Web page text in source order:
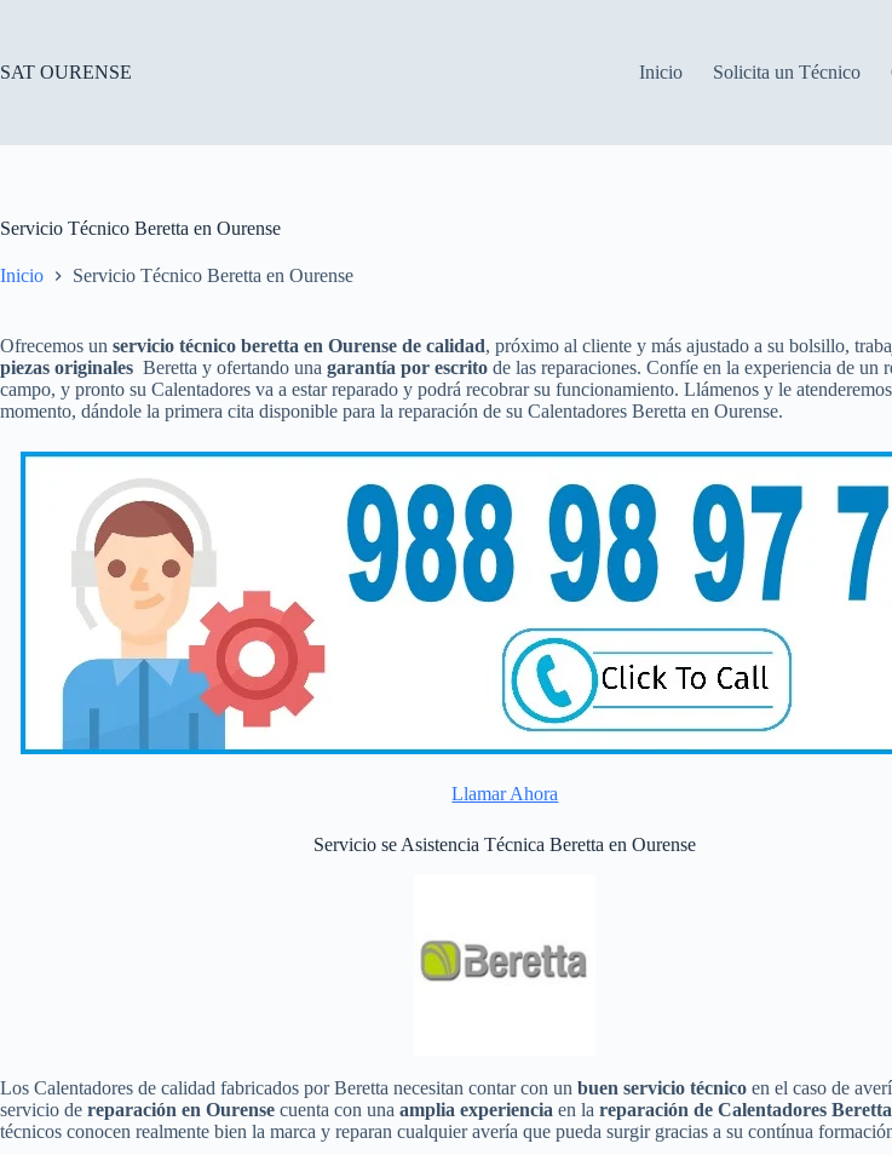
SAT OURENSE
Inicio Solicita un Técnico
Servicio Técnico Beretta en Ourense
Inicio Servicio Técnico Beretta en Ourense
Ofrecemos un servicio técnico beretta en Ourense de calidad, próximo al cliente y más ajustado a su bolsillo,
piezas originales Beretta y ofertando una garantía por escrito de las reparaciones. Confíe en la experiencia de un
campo, y pronto su Calentadores va a estar reparado y podrá recobrar su funcionamiento. Llámenos y le
momento, dándole la primera cita disponible para la reparación de su Calentadores Beretta en Ourense.
Llamar Ahora
Servicio se Asistencia Técnica Beretta en Ourense
Los Calentadores de calidad fabricados por Beretta necesitan contar con un buen servicio técnico en el caso de
servicio de reparación en Ourense cuenta con una amplia experiencia en la reparación de Calentadores Beretta
técnicos conocen realmente bien la marca y reparan cualquier avería que pueda surgir gracias a su contínua